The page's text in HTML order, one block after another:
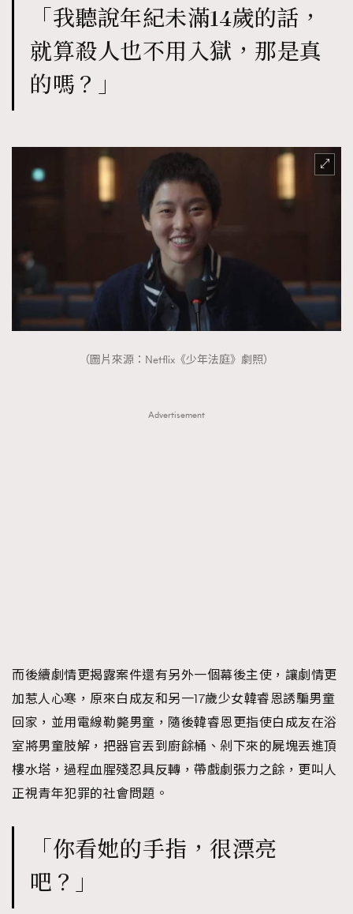
「我聽說年紀未滿14歲的話，
就算殺人也不用入獄，那是真
的嗎？」
（圖片來源：Netflix《少年法庭》劇照）
Advertisement
而後續劇情更揭露案件還有另外一個幕後主使，讓劇情更
加惹人心寒，原來白成友和另一17歲少女韓睿恩誘騙男童
回家，並用電線勒斃男童，隨後韓睿恩更指使白成友在浴
室將男童肢解，把器官丟到廚餘桶、剁下來的屍塊丟進頂
樓水塔，過程血腥殘忍具反轉，帶戲劇張力之餘，更叫人
正視青年犯罪的社會問題。
「你看她的手指，很漂亮
吧？」